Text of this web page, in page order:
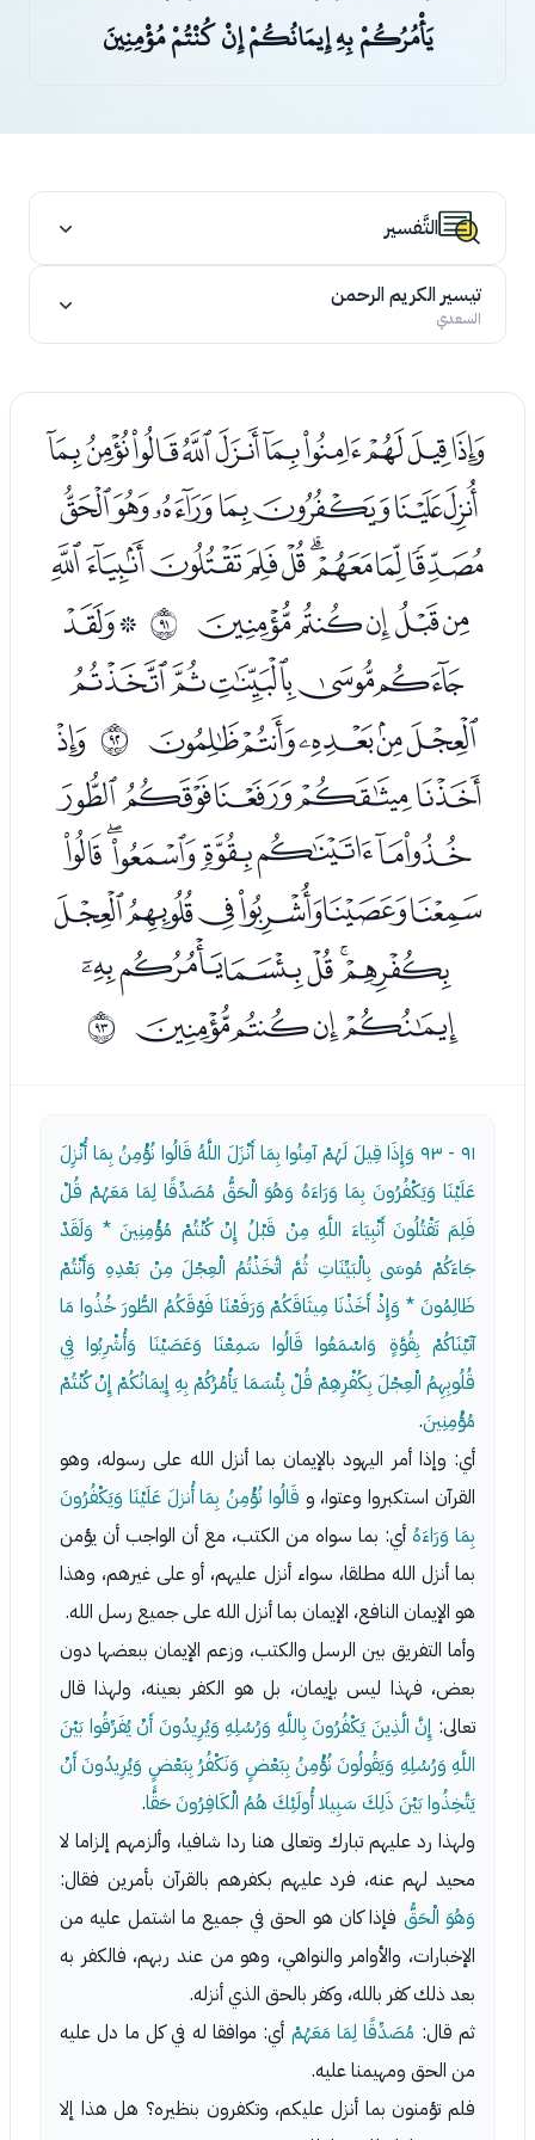
يَأْمُرُكُمْ بِهِ إِيمَانُكُمْ إِنْ كُنْتُمْ مُؤْمِنِينَ
التَّفسير
تيسير الكريم الرحمن
السعدي
ﮋﮌﮍﮎﮏﮐﮑﮒﮓﮔ
ﮕﮖﮗﮘﮙﮚﮛ
ﮜﮝﮞﮟﮠﮡﮢﮣﮤ
ﮥﮦﮧﮨﮩ ﱚ ﮫﮬ
ﮭﮮﮯﮰﮱ
ﯓﯔﯕﯖﯗ ﱛ ﯙ
ﯚﯛﯜﯝﯞ
ﯟﯠﯡﯢﯣﯤﯥ
ﯦﯧﯨﯩﯪﯫ
ﯬﯭﯮﯯﯰﯱ
ﯲﯳﯴﯵ ﱜ
٩١ - ٩٣
وَإِذَا قِيلَ لَهُمْ آمِنُوا بِمَا أَنْزَلَ اللَّهُ قَالُوا نُؤْمِنُ بِمَا أُنْزِلَ
عَلَيْنَا وَيَكْفُرُونَ بِمَا وَرَاءَهُ وَهُوَ الْحَقُّ مُصَدِّقًا لِمَا مَعَهُمْ قُلْ
فَلِمَ تَقْتُلُونَ أَنْبِيَاءَ اللَّهِ مِنْ قَبْلُ إِنْ كُنْتُمْ مُؤْمِنِينَ * وَلَقَدْ
جَاءَكُمْ مُوسَى بِالْبَيِّنَاتِ ثُمَّ اتَّخَذْتُمُ الْعِجْلَ مِنْ بَعْدِهِ وَأَنْتُمْ
ظَالِمُونَ * وَإِذْ أَخَذْنَا مِيثَاقَكُمْ وَرَفَعْنَا فَوْقَكُمُ الطُّورَ خُذُوا مَا
آتَيْنَاكُمْ بِقُوَّةٍ وَاسْمَعُوا قَالُوا سَمِعْنَا وَعَصَيْنَا وَأُشْرِبُوا فِي
قُلُوبِهِمُ الْعِجْلَ بِكُفْرِهِمْ قُلْ بِئْسَمَا يَأْمُرُكُمْ بِهِ إِيمَانُكُمْ إِنْ كُنْتُمْ
مُؤْمِنِينَ.
أي: وإذا أمر اليهود بالإيمان بما أنزل الله على رسوله، وهو
القرآن استكبروا وعتوا، و قَالُوا نُؤْمِنُ بِمَا أُنزلَ عَلَيْنَا وَيَكْفُرُونَ
بِمَا وَرَاءَهُ أي: بما سواه من الكتب، مع أن الواجب أن يؤمن
بما أنزل الله مطلقا، سواء أنزل عليهم، أو على غيرهم، وهذا
هو الإيمان النافع، الإيمان بما أنزل الله على جميع رسل الله.
وأما التفريق بين الرسل والكتب، وزعم الإيمان ببعضها دون
بعض، فهذا ليس بإيمان، بل هو الكفر بعينه، ولهذا قال
تعالى: إِنَّ الَّذِينَ يَكْفُرُونَ بِاللَّهِ وَرُسُلِهِ وَيُرِيدُونَ أَنْ يُفَرِّقُوا بَيْنَ
اللَّهِ وَرُسُلِهِ وَيَقُولُونَ نُؤْمِنُ بِبَعْضٍ وَنَكْفُرُ بِبَعْضٍ وَيُرِيدُونَ أَنْ
يَتَّخِذُوا بَيْنَ ذَلِكَ سَبِيلا أُولَئِكَ هُمُ الْكَافِرُونَ حَقًّا.
ولهذا رد عليهم تبارك وتعالى هنا ردا شافيا، وألزمهم إلزاما لا
محيد لهم عنه، فرد عليهم بكفرهم بالقرآن بأمرين فقال:
وَهُوَ الْحَقُّ فإذا كان هو الحق في جميع ما اشتمل عليه من
الإخبارات، والأوامر والنواهي، وهو من عند ربهم، فالكفر به
بعد ذلك كفر بالله، وكفر بالحق الذي أنزله.
ثم قال: مُصَدِّقًا لِمَا مَعَهُمْ أي: موافقا له في كل ما دل عليه
من الحق ومهيمنا عليه.
فلم تؤمنون بما أنزل عليكم، وتكفرون بنظيره؟ هل هذا إلا